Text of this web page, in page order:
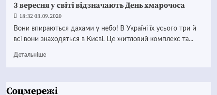
3 вересня у світі відзначають День хмарочоса
18:32 03.09.2020
Вони впираються дахами у небо! В Україні їх усього три й
всі вони знаходяться в Києві. Це житловий комплекс та...
Детальніше
Соцмережі